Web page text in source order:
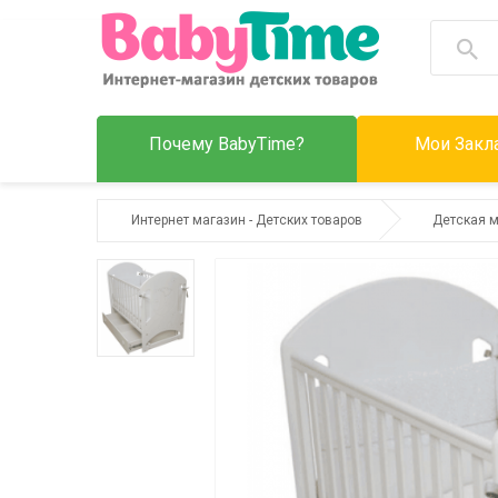
Почему BabyTime? Мои
Интернет магазин - Детских товаров Детская